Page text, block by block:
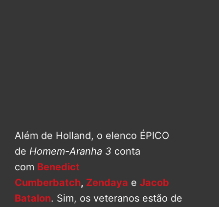
Além de Holland, o elenco ÉPICO
de Homem-Aranha 3 conta
com Benedict
Cumberbatch, Zendaya e Jacob
Batalon. Sim, os veteranos estão de